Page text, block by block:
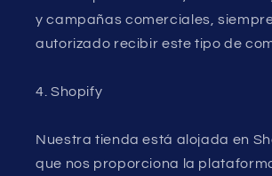
y campañas comerciales,
autorizado recibir este tipo de
4. Shopify
Nuestra tienda está alojada en
que nos proporciona la